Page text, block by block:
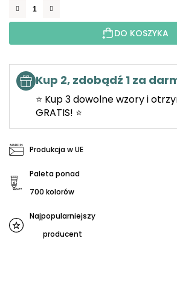
DO KOSZYKA
Kup 2, zdobądź 1 za
⭐ Kup 3 dowolne wzory i
GRATIS! ⭐
Produkcja w UE
Paleta ponad
700 kolorów
Najpopularniejszy
producent